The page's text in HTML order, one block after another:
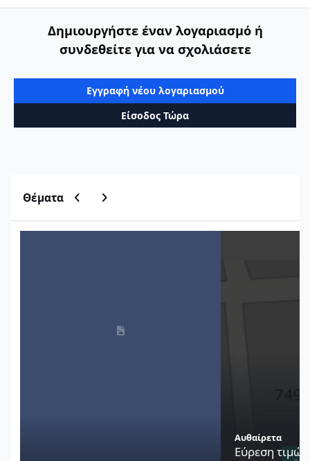
Δημιουργήστε έναν λογαριασμό ή
συνδεθείτε για να σχολιάσετε
Εγγραφή νέου λογαριασμού
Είσοδος Τώρα
Θέματα Previous carousel slide
Next carousel slide
Αυθαίρετα
Εύρεση